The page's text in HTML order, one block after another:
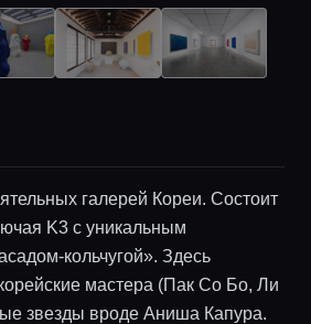
сервис
галерей Кореи. Состоит
K3 с уникальным
кольчугой». Здесь
мастера (Пак Со Бо, Ли
звезды вроде Аниша Капура.